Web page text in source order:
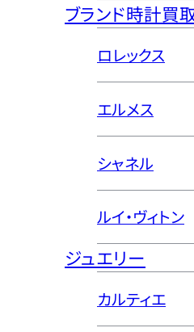
ブランド時計買
ロレックス
エルメス
シャネル
ルイ・ヴィトン
ジュエリー
カルティエ